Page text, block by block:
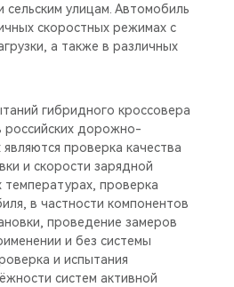
улицам. Автомобиль
скоростных режимах с
а также в различных
гибридного кроссовера
российских дорожно-
являются проверка качества
и скорости зарядной
температурах, проверка
в частности компонентов
проведение замеров
и без системы
и испытания
систем активной